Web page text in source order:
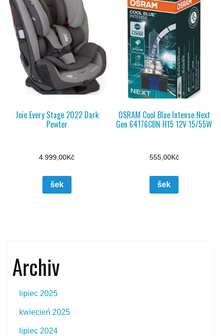
Joie Every Stage 2022 Dark
Pewter
4 999,00Kč
šek
OSRAM Cool Blue Intense Next
Gen 64176CBN H15 12V 15/55W
555,00Kč
šek
Archiv
lipiec 2025
kwiecień 2025
lipiec 2024